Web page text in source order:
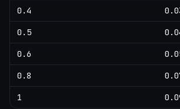
0.4
0.5
0.6
0.8
1